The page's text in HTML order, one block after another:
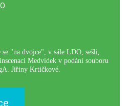
"na dvojce", v sále LDO, sešli,
Medvídek v podání souboru
Jiřiny Krtičkové.